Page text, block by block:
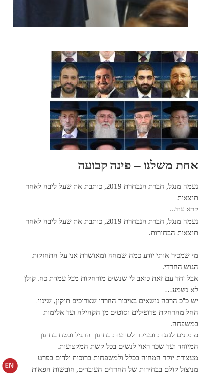
אחת משלנו – פינה קבועה
נעמה מנגל, חברת הנבחרת 2019, כותבת את שעל ליבה לאחר
תוצאות
קרא עוד...
נעמה מנגל, חברת הנבחרת 2019, כותבת את שעל ליבה לאחר
תוצאות הבחירות.
מי שמכיר אותי יודע כמה שמחה ומאושרת אני על התחזקות
הגוש החרדי.
אבל יחד עם זאת כואב לי שנשים מורחקות מכל עמדת כח. קולן
לא נשמע…
יש כ"כ הרבה נושאים בציבור החרדי שצריכים תיקון, שינוי,
החל מהרחקת פדופילים וסוטים מן הקהילה ועד אלימות
במשפחה.
מתקנים לגננות ובעיקר לסייעות בחינוך הרגיל ובטח בחינוך
המיוחד ועד שכר ראוי לנשים בכל קשת המקצועות.
מעצירת יוקר המחיה בכלל ולמשפחות ברוכות ילדים בפרט.
מניצול קולם בבחירות של החרדים העובדים, חובשות הפאות